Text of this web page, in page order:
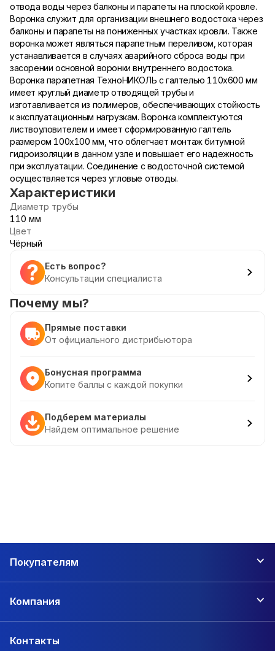
отвода воды через балконы и парапеты на плоской кровле.
Воронка служит для организации внешнего водостока через
балконы и парапеты на пониженных участках кровли. Также
воронка может являться парапетным переливом, которая
устанавливается в случаях аварийного сброса воды при
засорении основной воронки внутреннего водостока.
Воронка парапетная ТехноНИКОЛЬ с галтелью 110х600 мм
имеет круглый диаметр отводящей трубы и
изготавливается из полимеров, обеспечивающих стойкость
к эксплуатационным нагрузкам. Воронка комплектуются
листвоуловителем и имеет сформированную галтель
размером 100х100 мм, что облегчает монтаж битумной
гидроизоляции в данном узле и повышает его надежность
при эксплуатации. Соединение с водосточной системой
осуществляется через угловые отводы.
Характеристики
Диаметр трубы
110 мм
Цвет
Чёрный
Есть вопрос?
Консультации специалиста
Почему мы?
Прямые поставки
От официального дистрибьютора
Бонусная программа
Копите баллы с каждой покупки
Подберем материалы
Найдем оптимальное решение
Покупателям
Компания
Контакты